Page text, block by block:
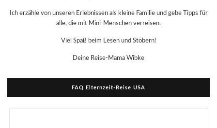
Ich erzähle von unseren Erlebnissen als kleine Familie und gebe Tipps für
alle, die mit Mini-Menschen verreisen.
Viel Spaß beim Lesen und Stöbern!
Deine Reise-Mama Wibke
FAQ Elternzeit-Reise USA